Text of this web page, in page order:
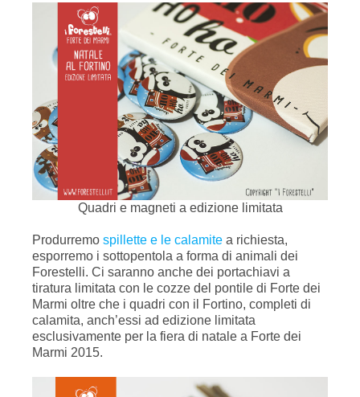
Quadri e magneti a edizione limitata
Produrremo spillette e le calamite a richiesta,
esporremo i sottopentola a forma di animali dei
Forestelli. Ci saranno anche dei portachiavi a
tiratura limitata con le cozze del pontile di Forte dei
Marmi oltre che i quadri con il Fortino, completi di
calamita, anch’essi ad edizione limitata
esclusivamente per la fiera di natale a Forte dei
Marmi 2015.